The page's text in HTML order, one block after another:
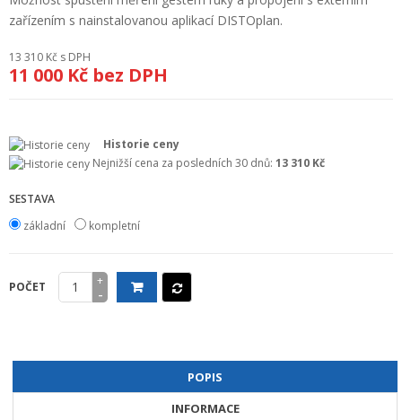
GEODETICKÝ A CAD SOFTWARE
OBCHODNÍ PODMÍNKY SPOLEČNOSTI GEOPEN, S.R.O.
O NÁKUPU
zařízením s nainstalovanou aplikací DISTOplan.
13 310 Kč s DPH
11 000 Kč bez DPH
Historie ceny
Nejnižší cena za posledních 30 dnů: 13 310 Kč
SESTAVA
základní
kompletní
POČET +
-
POPIS
INFORMACE